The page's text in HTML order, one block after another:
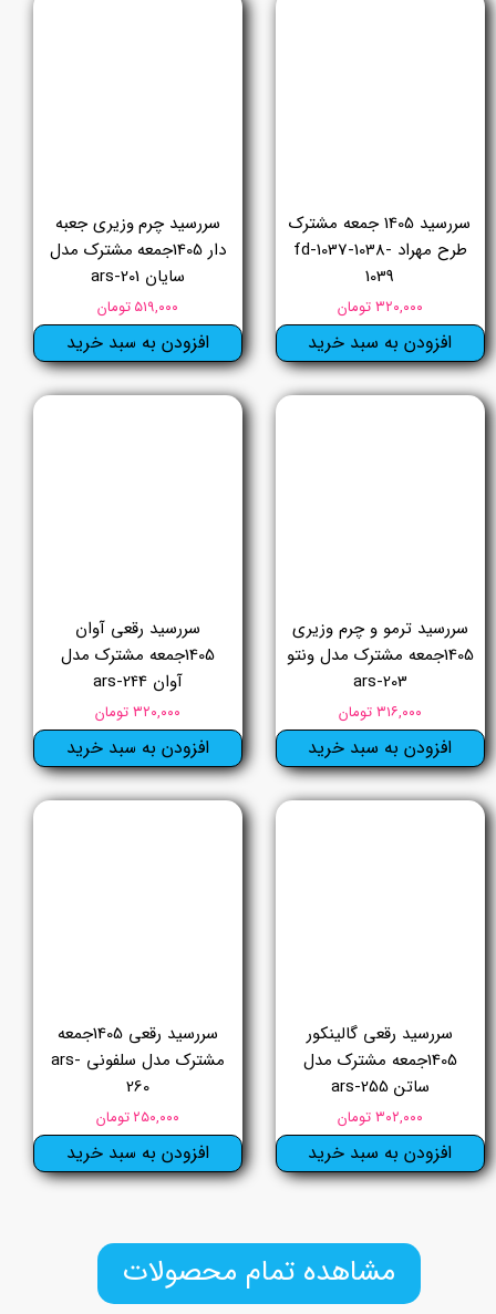
سررسید 1405 جمعه مشترک
طرح مهراد fd-1037-1038-
1039
۳۲۰,۰۰۰ تومان
افزودن به سبد خرید
سررسید چرم وزیری جعبه
دار 1405جمعه مشترک مدل
سایان ars-201
۵۱۹,۰۰۰ تومان
افزودن به سبد خرید
سررسید ترمو و چرم وزیری
1405جمعه مشترک مدل ونتو
ars-203
۳۱۶,۰۰۰ تومان
افزودن به سبد خرید
سررسید رقعی آوان
1405جمعه مشترک مدل
آوان ars-244
۳۲۰,۰۰۰ تومان
افزودن به سبد خرید
سررسید رقعی گالینکور
1405جمعه مشترک مدل
ساتن ars-255
۳۰۲,۰۰۰ تومان
افزودن به سبد خرید
سررسید رقعی 1405جمعه
مشترک مدل سلفونی ars-
260
۲۵۰,۰۰۰ تومان
افزودن به سبد خرید
مشاهده تمام محصولات